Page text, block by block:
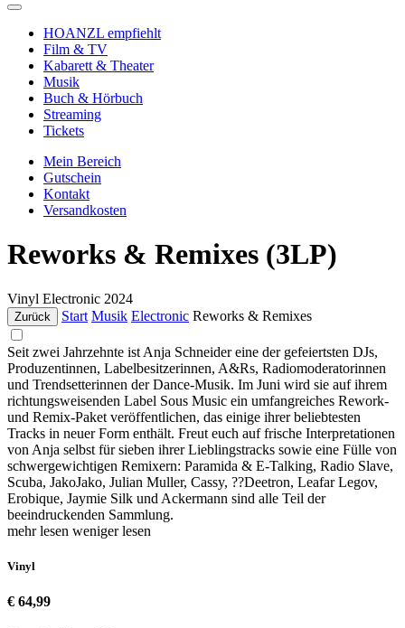
HOANZL empfiehlt
Film & TV
Kabarett & Theater
Musik
Buch & Hörbuch
Streaming
Tickets
Mein Bereich
Gutschein
Kontakt
Versandkosten
Reworks & Remixes (3LP)
Vinyl Electronic 2024
Zurück Start Musik Electronic Reworks & Remixes
Seit zwei Jahrzehnte ist Anja Schneider eine der gefeiertsten DJs,
Produzentinnen, Labelbesitzerinnen, A&Rs, Radiomoderatorinnen
und Trendsetterinnen der Dance-Musik. Im Juni wird sie auf ihrem
richtungsweisenden Label Sous Music ein umfangreiches Rework-
und Remix-Paket veröffentlichen, das einige ihrer beliebtesten
Tracks in neuer Form enthält. Freut euch auf frische Interpretationen
von Anja selbst für sieben ihrer Lieblingstracks sowie eine Fülle von
schwergewichtigen Remixern: Paramida & E-Talking, Radio Slave,
Scuba, JakoJako, Julian Muller, Cassy, ??Deetron, Leafar Legov,
Erobique, Jaymie Silk und Ackermann sind alle Teil der
beeindruckenden Sammlung.
mehr lesen weniger lesen
Vinyl
€ 64,99